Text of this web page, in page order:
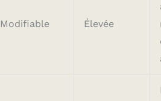
Modifiable Élevée